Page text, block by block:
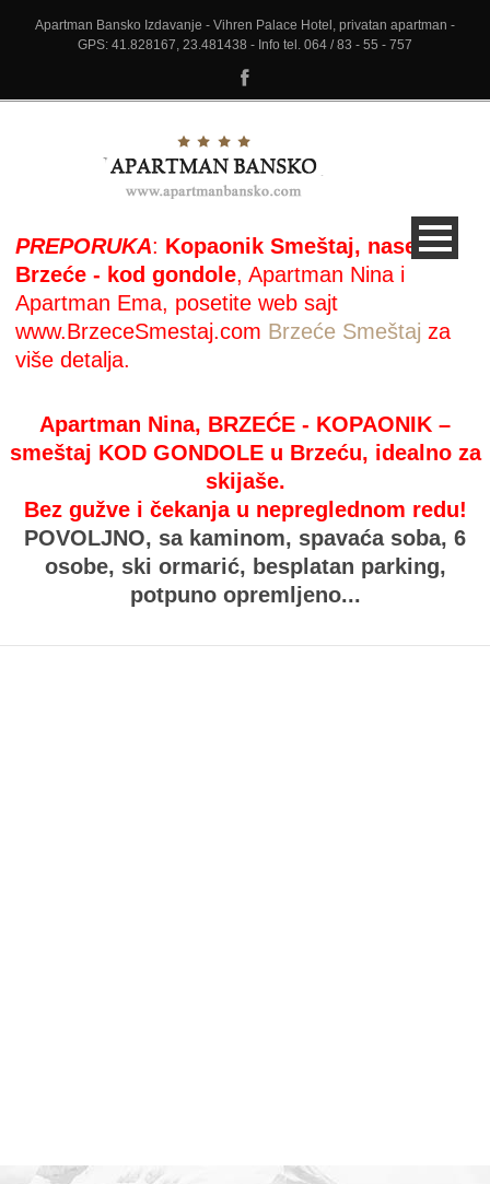
Apartman Bansko Izdavanje - Vihren Palace Hotel, privatan apartman -
GPS: 41.828167, 23.481438 - Info tel. 064 / 83 - 55 - 757
PREPORUKA: Kopaonik Smeštaj, naselje
Brzeće - kod gondole, Apartman Nina i
Apartman Ema, posetite web sajt
www.BrzeceSmestaj.com Brzeće Smeštaj za
više detalja.
Apartman Nina, BRZEĆE - KOPAONIK –
smeštaj KOD GONDOLE u Brzeću, idealno za
skijaše.
Bez gužve i čekanja u nepreglednom redu!
POVOLJNO, sa kaminom, spavaća soba, 6
osobe, ski ormarić, besplatan parking,
potpuno opremljeno...